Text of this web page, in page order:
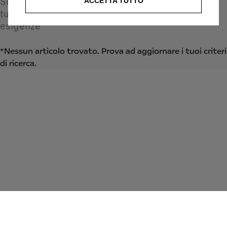
tua auto e progettati per soddisfare le tue
esigenze
*Nessun articolo trovato. Prova ad aggiornare i tuoi criteri
di ricerca.